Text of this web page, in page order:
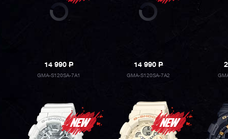
14 990P
GMA-S120SA-7A1
14 990P
GMA-S120SA-7A2